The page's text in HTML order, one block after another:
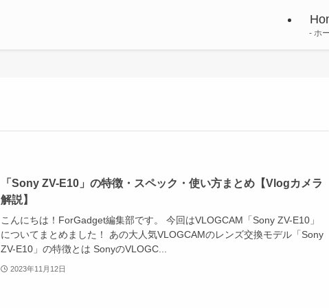
ホ
「Sony ZV-E10」の特徴・スペック・使い方まとめ【Vlogカメラ
解説】
こんにちは！ForGadget編集部です。 今回はVLOGCAM「Sony ZV-E10」
についてまとめました！ あの大人気VLOGCAMのレンズ交換モデル「Sony
ZV-E10」の特徴とは SonyのVLOGC...
2023年11月12日